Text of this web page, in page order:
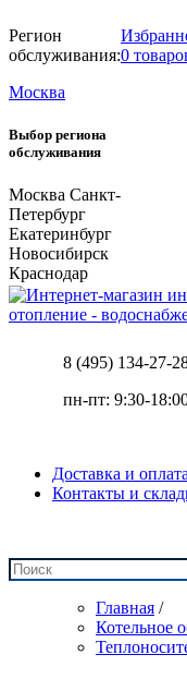
Регион
обслуживания:
Москва
Выбор региона
обслуживания
Москва Санкт-
Петербург
Екатеринбург
Новосибирск
Краснодар
0
отопление -
8 (495) 134-27-
пн-пт: 9:30-
Доставка и оплата
Контакты и
Главная /
Котельное